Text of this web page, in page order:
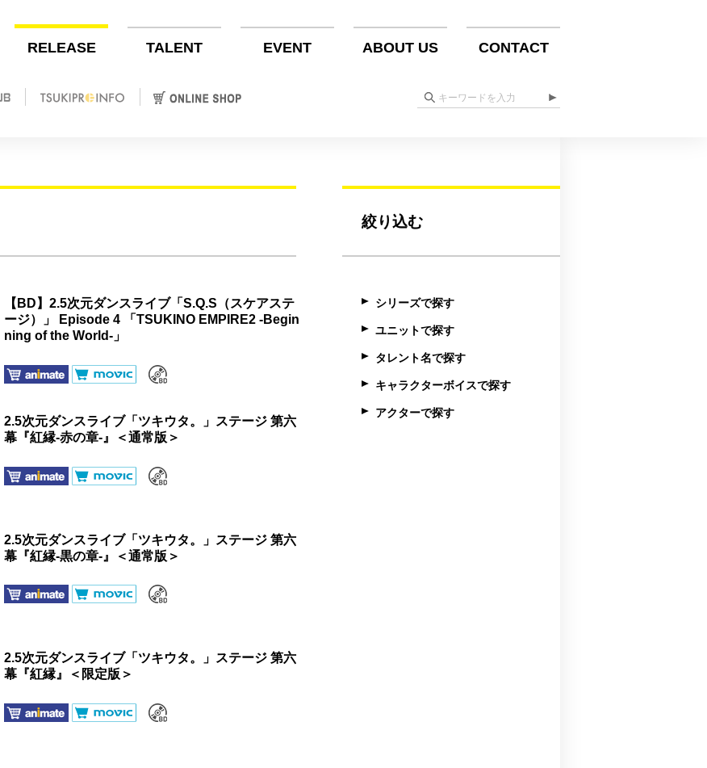
RELEASE TALENT EVENT ABOUT US CONTACT
【BD】2.5次元ダンスライブ「S.Q.S（スケアステ
ージ）」 Episode 4 「TSUKINO EMPIRE2 -Begin
ning of the World-」
2.5次元ダンスライブ「ツキウタ。」ステージ 第六
幕『紅縁-赤の章-』＜通常版＞
2.5次元ダンスライブ「ツキウタ。」ステージ 第六
幕『紅縁-黒の章-』＜通常版＞
2.5次元ダンスライブ「ツキウタ。」ステージ 第六
幕『紅縁』＜限定版＞
絞り込む
シリーズで探す
ユニットで探す
タレント名で探す
キャラクターボイスで探す
アクターで探す